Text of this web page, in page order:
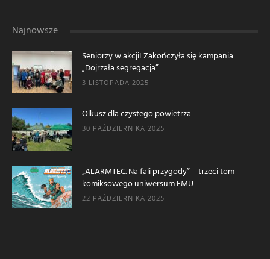
Najnowsze
Seniorzy w akcji! Zakończyła się kampania
„Dojrzała segregacja”
3 LISTOPADA 2025
Olkusz dla czystego powietrza
30 PAŹDZIERNIKA 2025
„ALARMTEC. Na fali przygody” – trzeci tom
komiksowego uniwersum EMU
22 PAŹDZIERNIKA 2025